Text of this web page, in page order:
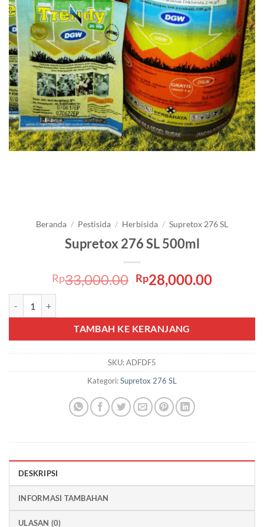
Beranda / Pestisida / Herbisida / Supretox 276 SL
Supretox 276 SL 500ml
Rp33,000.00 Harga
aslinya
Rp33,000.00.
Rp28,000.00Harga
adalah:
TAMBAH KE KERANJANG
SKU:ADFDF5
Kategori:Supretox 276 SL
DESKRIPSI
INFORMASI TAMBAHAN
ULASAN (0)